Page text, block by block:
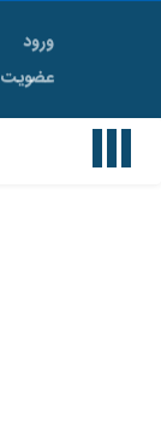
Toggle
navigation
ورود
عضویت